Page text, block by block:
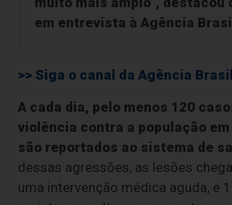
em entrevista à Agência Brasil
>> Siga o canal daAgência Brasil
A cada dia, pelo menos 120
violência contra a população
são reportados ao sistema de
dessas agressões, as lesões
uma intervenção médica aguda, e